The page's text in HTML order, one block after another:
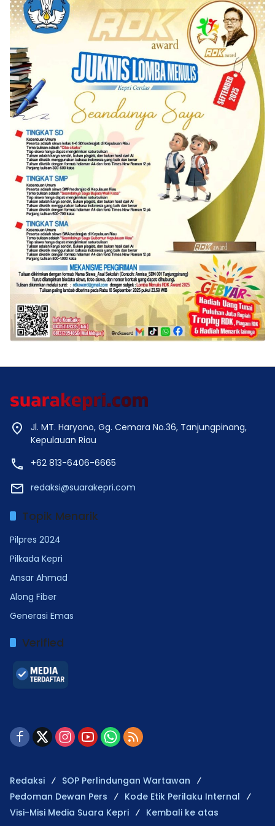
Jl. MT. Haryono, Gg. Cemara No.36, Tanjungpinang,
Kepulauan Riau
+62 813-6406-6665
redaksi@suarakepri.com
Topik Menarik
Pilpres 2024
Pilkada Kepri
Ansar Ahmad
Along Fiber
Generasi Emas
Verified
Redaksi
SOP Perlindungan Wartawan
Pedoman Dewan Pers
Kode Etik Perilaku Internal
Visi-Misi Media Suara Kepri
Kembali ke atas